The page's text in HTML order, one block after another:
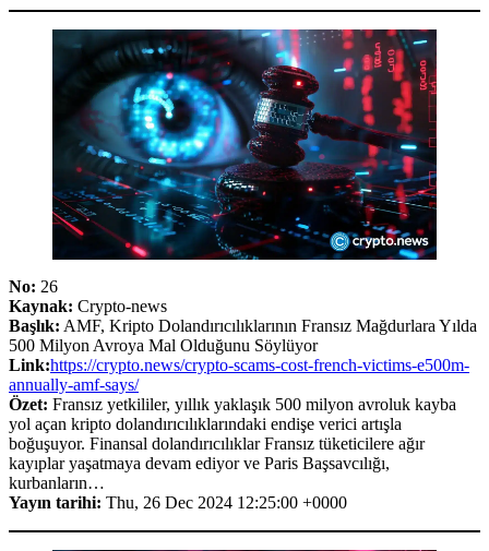
No: 26
Kaynak: Crypto-news
Başlık: AMF, Kripto Dolandırıcılıklarının Fransız Mağdurlara Yılda
500 Milyon Avroya Mal Olduğunu Söylüyor
Link:https://crypto.news/crypto-scams-cost-french-victims-e500m-
annually-amf-says/
Özet: Fransız yetkililer, yıllık yaklaşık 500 milyon avroluk kayba
yol açan kripto dolandırıcılıklarındaki endişe verici artışla
boğuşuyor. Finansal dolandırıcılıklar Fransız tüketicilere ağır
kayıplar yaşatmaya devam ediyor ve Paris Başsavcılığı,
kurbanların…
Yayın tarihi: Thu, 26 Dec 2024 12:25:00 +0000